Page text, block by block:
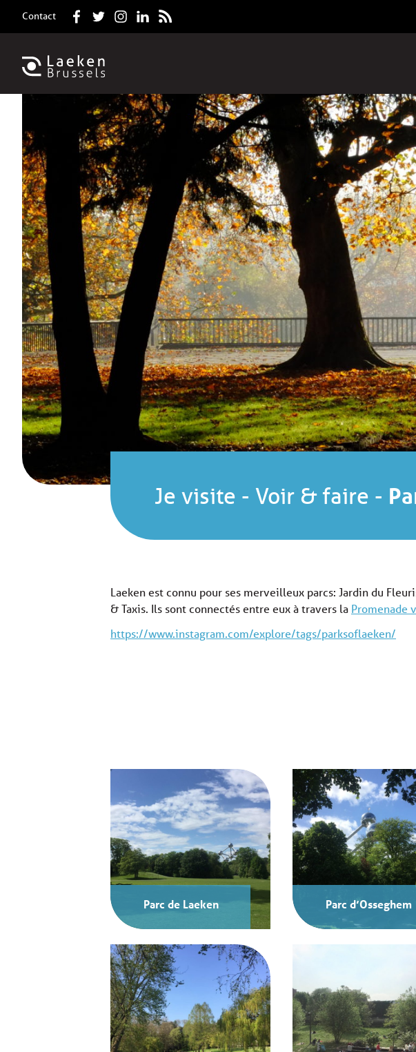
Contact
Je visite - Voir & faire -
Laeken est connu pour ses merveilleux parcs: Jardin du
& Taxis. Ils sont connectés entre eux à travers la Promenade
https://www.instagram.com/explore/tags/parksoflaeken/
Parc de Laeken Parc d’Osseghem